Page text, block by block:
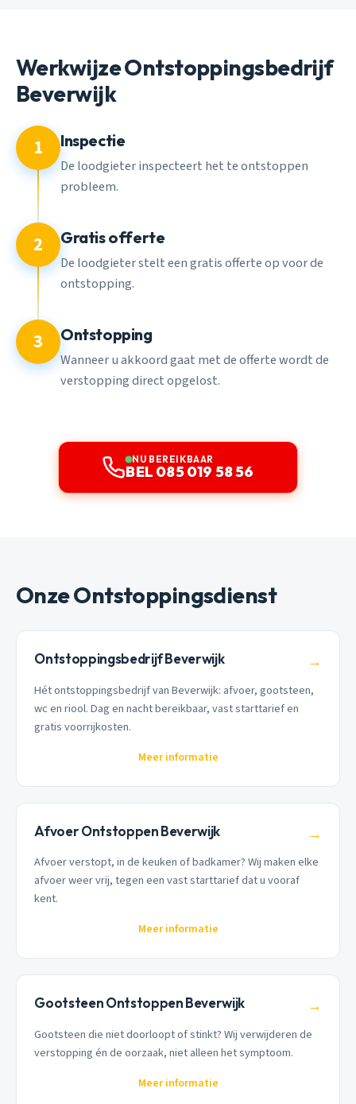
Werkwijze Ontstoppingsbedrijf
Beverwijk
1 Inspectie
De loodgieter inspecteert het te ontstoppen
probleem.
2 Gratis offerte
De loodgieter stelt een gratis offerte op voor de
ontstopping.
3 Ontstopping
Wanneer u akkoord gaat met de offerte wordt de
verstopping direct opgelost.
NU BEREIKBAAR
BEL 085 019 58 56
Onze Ontstoppingsdienst
Ontstoppingsbedrijf Beverwijk →
Hét ontstoppingsbedrijf van Beverwijk: afvoer, gootsteen,
wc en riool. Dag en nacht bereikbaar, vast starttarief en
gratis voorrijkosten.
Meer informatie
Afvoer Ontstoppen Beverwijk →
Afvoer verstopt, in de keuken of badkamer? Wij maken elke
afvoer weer vrij, tegen een vast starttarief dat u vooraf
kent.
Meer informatie
Gootsteen Ontstoppen Beverwijk →
Gootsteen die niet doorloopt of stinkt? Wij verwijderen de
verstopping én de oorzaak, niet alleen het symptoom.
Meer informatie